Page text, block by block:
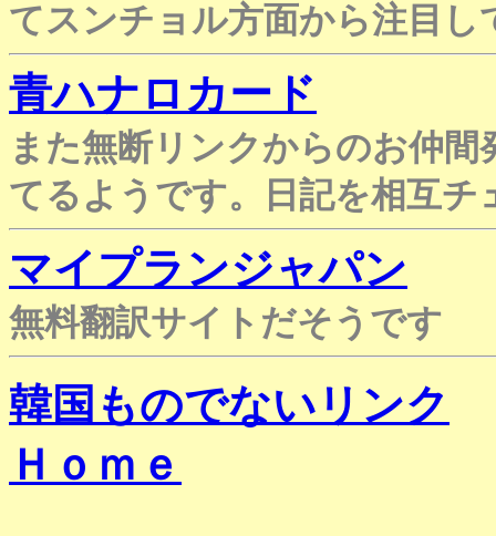
てスンチョル方面から注目
青ハナロカード
また無断リンクからのお仲
てるようです。日記を相互チ
マイプランジャパン
無料翻訳サイトだそうです
韓国ものでないリンク
Ｈｏｍｅ